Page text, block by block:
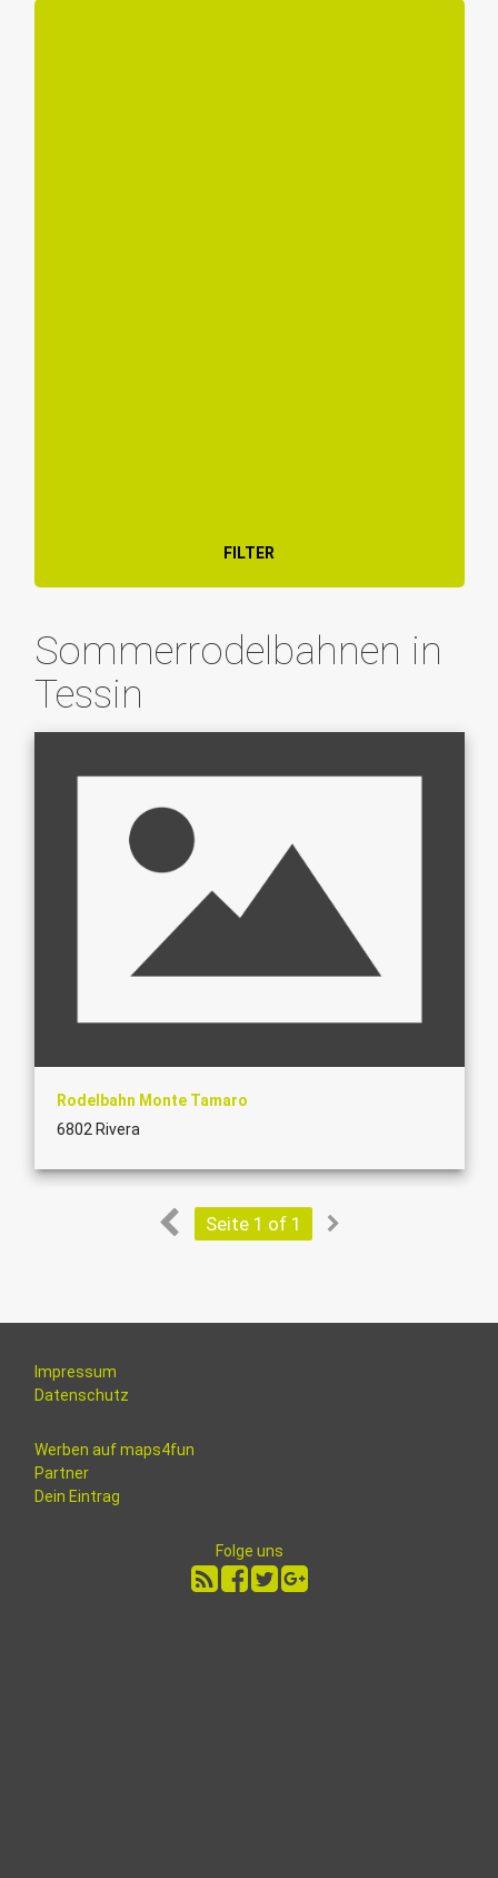
FILTER
Sommerrodelbahnen in
Tessin
Rodelbahn Monte Tamaro
6802 Rivera
Seite 1 of 1
Impressum
Datenschutz
Werben auf maps4fun
Partner
Dein Eintrag
Folge uns